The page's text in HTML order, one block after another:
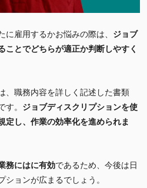
に雇用するかお悩みの際は、 ジョブ
ことでどちらが適正か判断しやすく
、職務内容を詳しく記述した書類
す。 ジョブディスクリプションを使
定し、作業の効率化を進められま
務にはに有効であるため、今後は日
ョンが広まるでしょう。